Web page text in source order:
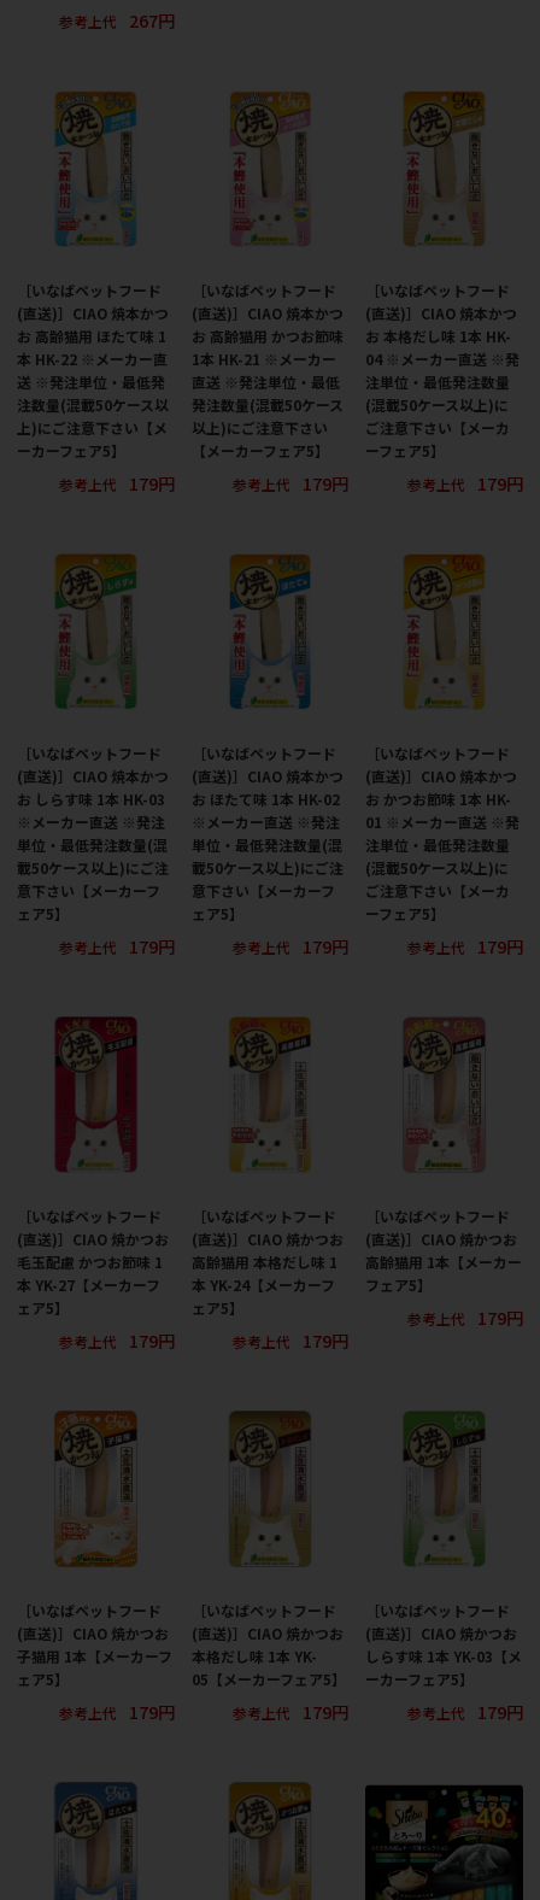
参考上代
267円
［いなばペットフード
(直送)］CIAO 焼本かつ
お 高齢猫用 ほたて味 1
本 HK-22 ※メーカー直
送 ※発注単位・最低発
注数量(混載50ケース以
上)にご注意下さい【メ
ーカーフェア5】
参考上代
179円
［いなばペットフード
(直送)］CIAO 焼本かつ
お 高齢猫用 かつお節味
1本 HK-21 ※メーカー
直送 ※発注単位・最低
発注数量(混載50ケース
以上)にご注意下さい
【メーカーフェア5】
参考上代
179円
［いなばペットフード
(直送)］CIAO 焼本かつ
お 本格だし味 1本 HK-
04 ※メーカー直送 ※発
注単位・最低発注数量
(混載50ケース以上)に
ご注意下さい【メーカ
ーフェア5】
参考上代
179円
［いなばペットフード
(直送)］CIAO 焼本かつ
お しらす味 1本 HK-03
※メーカー直送 ※発注
単位・最低発注数量(混
載50ケース以上)にご注
意下さい【メーカーフ
ェア5】
参考上代
179円
［いなばペットフード
(直送)］CIAO 焼本かつ
お ほたて味 1本 HK-02
※メーカー直送 ※発注
単位・最低発注数量(混
載50ケース以上)にご注
意下さい【メーカーフ
ェア5】
参考上代
179円
［いなばペットフード
(直送)］CIAO 焼本かつ
お かつお節味 1本 HK-
01 ※メーカー直送 ※発
注単位・最低発注数量
(混載50ケース以上)に
ご注意下さい【メーカ
ーフェア5】
参考上代
179円
［いなばペットフード
(直送)］CIAO 焼かつお
毛玉配慮 かつお節味 1
本 YK-27【メーカーフ
ェア5】
参考上代
179円
［いなばペットフード
(直送)］CIAO 焼かつお
高齢猫用 本格だし味 1
本 YK-24【メーカーフ
ェア5】
参考上代
179円
［いなばペットフード
(直送)］CIAO 焼かつお
高齢猫用 1本【メーカー
フェア5】
参考上代
179円
［いなばペットフード
(直送)］CIAO 焼かつお
子猫用 1本【メーカーフ
ェア5】
参考上代
179円
［いなばペットフード
(直送)］CIAO 焼かつお
本格だし味 1本 YK-
05【メーカーフェア5】
参考上代
179円
［いなばペットフード
(直送)］CIAO 焼かつお
しらす味 1本 YK-03【メ
ーカーフェア5】
参考上代
179円